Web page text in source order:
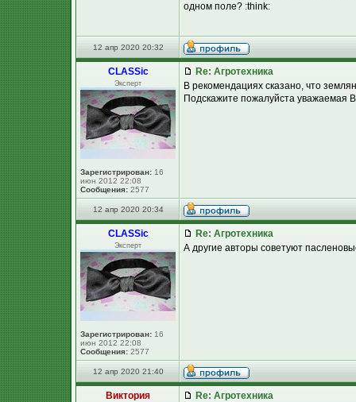
одном поле? :think:
12 апр 2020 20:32
CLASSic
Эксперт
Зарегистрирован: 16
июн 2012 22:08
Сообщения: 2577
Re: Агротехника
В рекомендациях сказано, что
Подскажите пожалуйста уважаемая
12 апр 2020 20:34
CLASSic
Эксперт
Зарегистрирован: 16
июн 2012 22:08
Сообщения: 2577
Re: Агротехника
А другие авторы советуют
12 апр 2020 21:40
Виктория
Re: Агротехника